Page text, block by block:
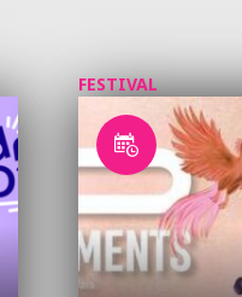
FESTIVAL